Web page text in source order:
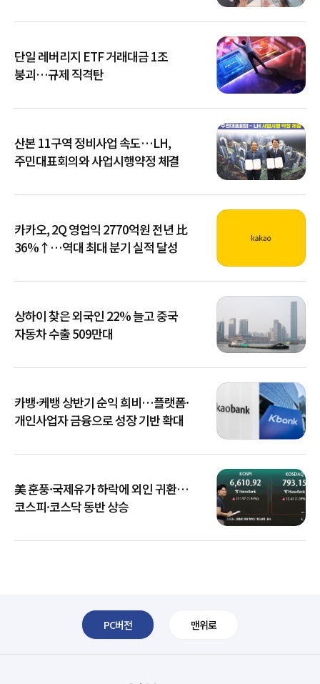
단일 레버리지 ETF 거래대금 1조
붕괴…규제 직격탄
산본 11구역 정비사업 속도…LH,
주민대표회의와 사업시행약정 체결
카카오, 2Q 영업익 2770억원 전년 比
36%↑…역대 최대 분기 실적 달성
상하이 찾은 외국인 22% 늘고 중국
자동차 수출 509만대
카뱅·케뱅 상반기 순익 희비…플랫폼·
개인사업자 금융으로 성장 기반 확대
美 훈풍·국제유가 하락에 외인 귀환…
코스피·코스닥 동반 상승
PC버전 맨위로